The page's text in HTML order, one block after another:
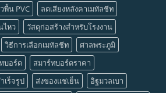
พื้น PVC
ลดเสียงหลังคาเมทัลชีท
ไหว
วัสดุก่อสร้างสำหรับโรงงาน
วิธีการเลือกเมทัลชีท
ศาลพระภูมิ
บอร์ด
สมาร์ทบอร์ดราคา
เร็จรูป
ส่งของแช่เย็น
อิฐมวลเบา